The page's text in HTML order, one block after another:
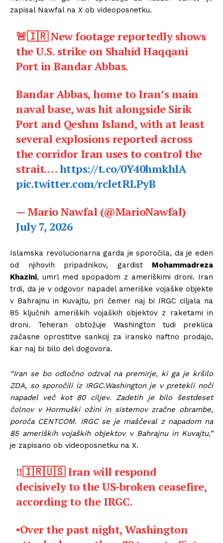
zapisal Nawfal na X ob videoposnetku.
🚨🇮🇷 New footage reportedly shows
the U.S. strike on Shahid Haqqani
Port in Bandar Abbas.
Bandar Abbas, home to Iran’s main
naval base, was hit alongside Sirik
Port and Qeshm Island, with at least
several explosions reported across
the corridor Iran uses to control the
strait.…https://t.co/0Y40hmkhlA
pic.twitter.com/rcletRLPyB
— Mario Nawfal (@MarioNawfal)
July 7, 2026
Islamska revolucionarna garda je sporočila, da je eden
od njihovih pripadnikov, gardist Mohammadreza
Khazini, umrl med spopadom z ameriškimi droni. Iran
trdi, da je v odgovor napadel ameriške vojaške objekte
v Bahrajnu in Kuvajtu, pri čemer naj bi IRGC ciljala na
85 ključnih ameriških vojaških objektov z raketami in
droni. Teheran obtožuje Washington tudi preklica
začasne oprostitve sankcij za iransko naftno prodajo,
kar naj bi bilo del dogovora.
“Iran se bo odločno odzval na premirje, ki ga je kršilo
ZDA, so sporočili iz IRGC. Washington je v pretekli noči
napadel več kot 80 ciljev. Zadetih je bilo šestdeset
čolnov v Hormuški ožini in sistemov zračne obrambe,
poroča CENTCOM. IRGC se je maščeval z napadom na
85 ameriških vojaških objektov v Bahrajnu in Kuvajtu,”
je zapisano ob videoposnetku na X.
‼️🇮🇷🇺🇸 Iran will respond
decisively to the US-broken ceasefire,
according to the IRGC.
▪️Over the past night, Washington